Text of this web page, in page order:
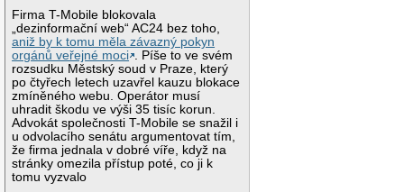
Firma T-Mobile blokovala
„dezinformační web“ AC24 bez toho,
aniž by k tomu měla závazný pokyn
orgánů veřejné moci . Píše to ve svém
rozsudku Městský soud v Praze, který
po čtyřech letech uzavřel kauzu blokace
zmíněného webu. Operátor musí
uhradit škodu ve výši 35 tisíc korun.
Advokát společnosti T-Mobile se snažil i
u odvolacího senátu argumentovat tím,
že firma jednala v dobré víře, když na
stránky omezila přístup poté, co ji k
tomu vyzvalo